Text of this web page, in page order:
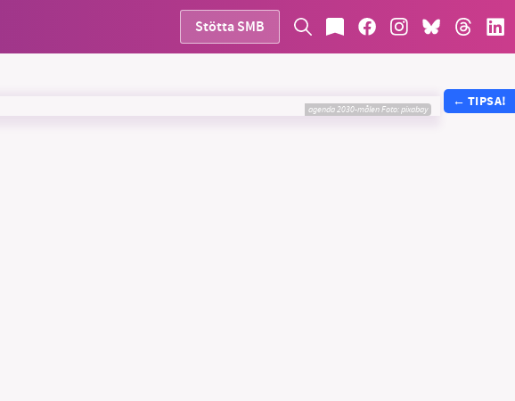
Stötta SMB
agenda 2030-målenFoto: pixabay ← TIPSA!